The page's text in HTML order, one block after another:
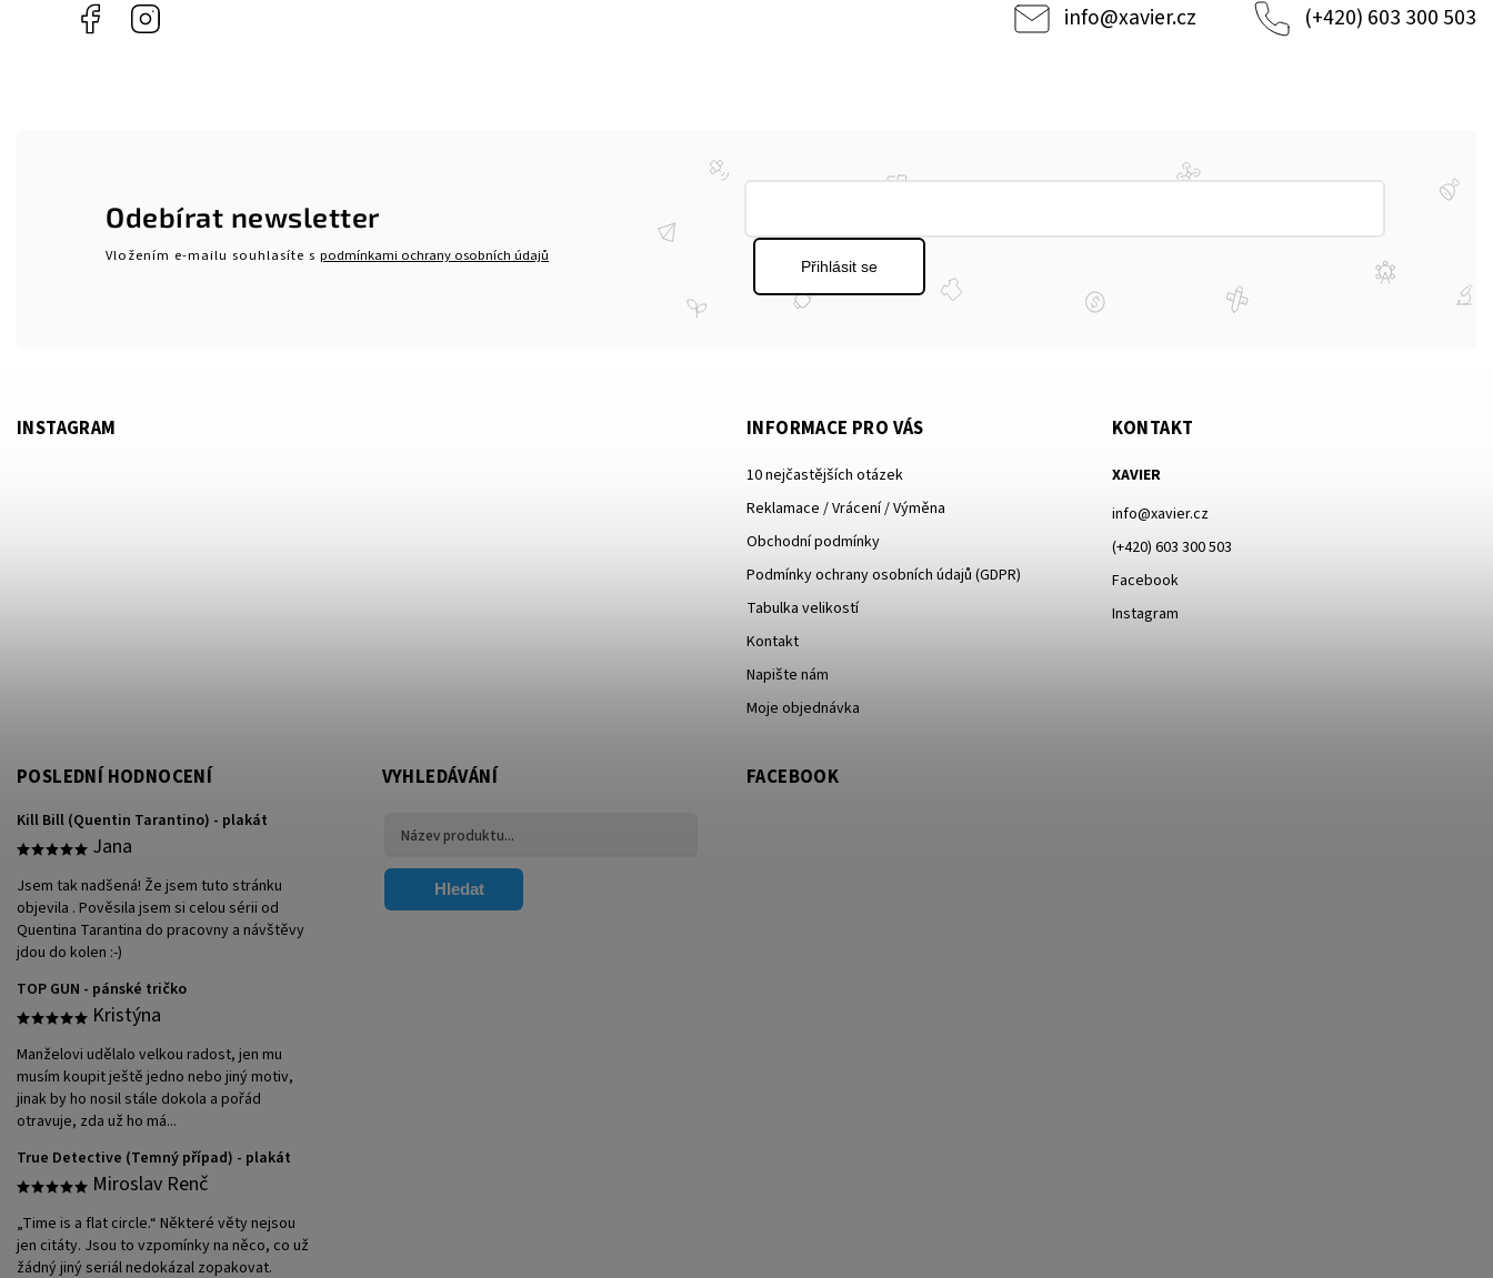
Facebook info@xavier.cz (+420) 603 300 503
Odebírat newsletter
Vložením e-mailu souhlasíte s podmínkami ochrany osobních údajů
Přihlásit se
INSTAGRAM INFORMACE PRO VÁS
10 nejčastějších otázek
Reklamace / Vrácení / Výměna
Obchodní podmínky
Podmínky ochrany osobních údajů (GDPR)
Tabulka velikostí
Kontakt
Napište nám
Moje objednávka
KONTAKT
XAVIER
info@xavier.cz
(+420) 603 300 503
Facebook
Instagram
POSLEDNÍ HODNOCENÍ
Kill Bill (Quentin Tarantino) - plakát
Jana
Jsem tak nadšená! Že jsem tuto stránku
objevila . Pověsila jsem si celou sérii od
Quentina Tarantina do pracovny a návštěvy
jdou do kolen :-)
TOP GUN - pánské tričko
Kristýna
Manželovi udělalo velkou radost, jen mu
musím koupit ještě jedno nebo jiný motiv,
jinak by ho nosil stále dokola a pořád
otravuje, zda už ho má...
True Detective (Temný případ) - plakát
Miroslav Renč
„Time is a flat circle.“ Některé věty nejsou
jen citáty. Jsou to vzpomínky na něco, co už
žádný jiný seriál nedokázal zopakovat.
VYHLEDÁVÁNÍ
Hledat
FACEBOOK